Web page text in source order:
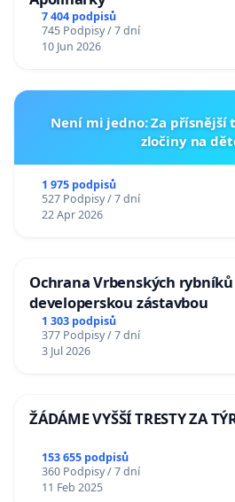
7 404 podpisů
745 Podpisy / 7 dní
10 Jun 2026
Není mi jedno: Za přísnější
zločiny na
1 975 podpisů
527 Podpisy / 7 dní
22 Apr 2026
Ochrana Vrbenských
developerskou zástavbou
1 303 podpisů
377 Podpisy / 7 dní
3 Jul 2026
ŽÁDÁME VYŠŠÍ TRESTY ZA
153 655 podpisů
360 Podpisy / 7 dní
11 Feb 2025